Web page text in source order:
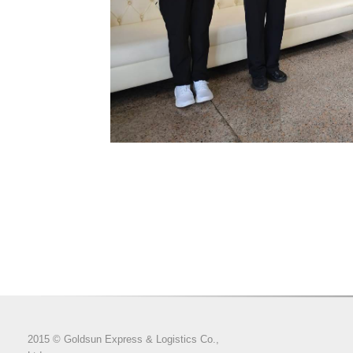
2015 © Goldsun Express & Logistics Co.,